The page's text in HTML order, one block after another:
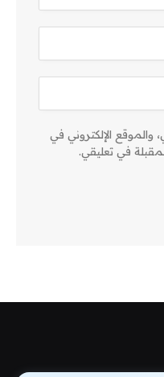
والموقع الإلكتروني في
في تعليقي.